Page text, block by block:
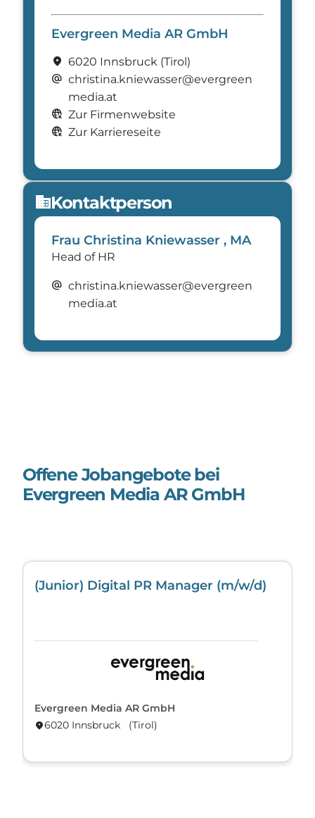
Evergreen Media AR GmbH
location_on 6020 Innsbruck (Tirol)
alternate_email christina.kniewasser@evergreen
media.at
captive_portal Zur Firmenwebsite
captive_portal Zur Karriereseite
domainKontaktperson
Frau Christina Kniewasser , MA
Head of HR
alternate_email christina.kniewasser@evergreen
media.at
Offene Jobangebote bei
Evergreen Media AR GmbH
Evergreen Media AR GmbH
location_on6020 Innsbruck (Tirol)
(Junior) Digital PR Manager (m/w/d)